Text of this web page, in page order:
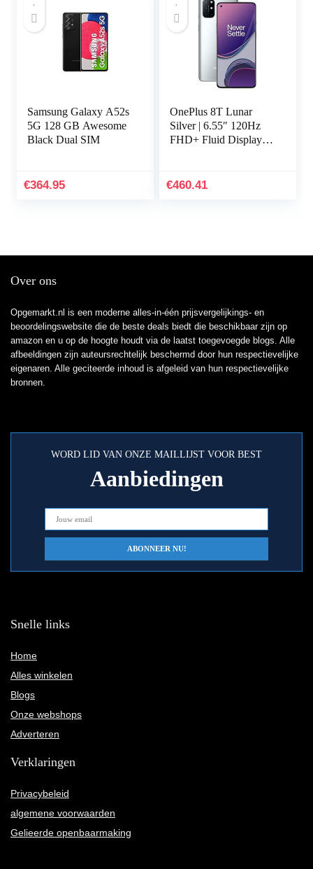
Samsung Galaxy A52s
5G 128 GB Awesome
Black Dual SIM
€364.95
OnePlus 8T Lunar
Silver | 6.55″ 120Hz
FHD+ Fluid Display |
Camera | 65W Warp
€460.41
Over ons
Opgemarkt.nl is een moderne alles-in-één prijsvergelijkings- en
beoordelingswebsite die de beste deals biedt die beschikbaar zijn op
amazon en u op de hoogte houdt via de laatst toegevoegde blogs. Alle
afbeeldingen zijn auteursrechtelijk beschermd door hun respectievelijke
eigenaren. Alle geciteerde inhoud is afgeleid van hun respectievelijke
bronnen.
WORD LID VAN ONZE MAILLIJST VOOR BEST
Aanbiedingen
Snelle links
Home
Alles winkelen
Blogs
Onze webshops
Adverteren
Verklaringen
Privacybeleid
algemene voorwaarden
Gelieerde openbaarmaking